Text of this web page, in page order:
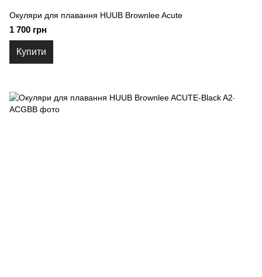
Окуляри для плавання HUUB Brownlee Acute
1 700 грн
Купити